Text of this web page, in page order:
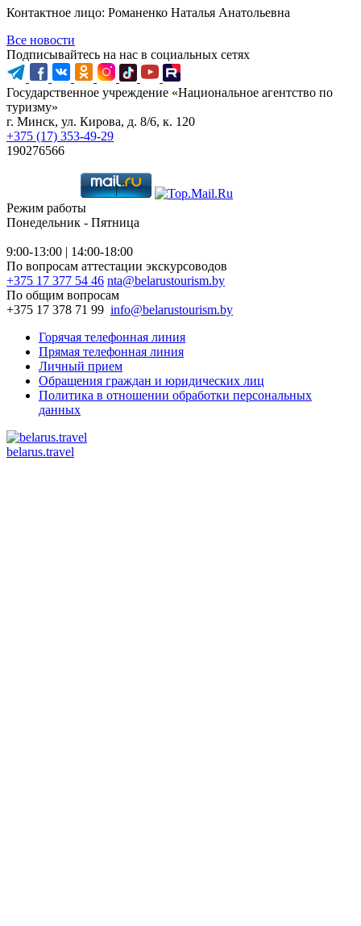
Контактное лицо: Романенко Наталья Анатольевна
Все новости
Подписывайтесь на нас в социальных сетях
Государственное учреждение «Национальное агентство по
туризму»
г. Минск, ул. Кирова, д. 8/6, к. 120
+375 (17) 353-49-29
190276566
Режим работы
Понедельник - Пятница
9:00-13:00 | 14:00-18:00
По вопросам аттестации экскурсоводов
+375 17 377 54 46 nta@belarustourism.by
По общим вопросам
+375 17 378 71 99 info@belarustourism.by
Горячая телефонная линия
Прямая телефонная линия
Личный прием
Обращения граждан и юридических лиц
Политика в отношении обработки персональных
данных
belarus.travel